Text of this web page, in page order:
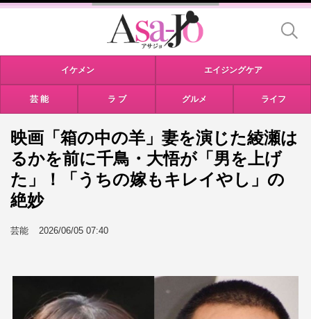
イケメン エイジングケア
芸 能 ラ ブ グルメ ライフ
映画「箱の中の羊」妻を演じた綾瀬は
るかを前に千鳥・大悟が「男を上げ
た」！「うちの嫁もキレイやし」の
絶妙
芸能 2026/06/05 07:40